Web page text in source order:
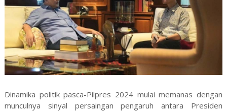
Dinamika politik pasca-Pilpres 2024 mulai memanas dengan
munculnya sinyal persaingan pengaruh antara Presiden